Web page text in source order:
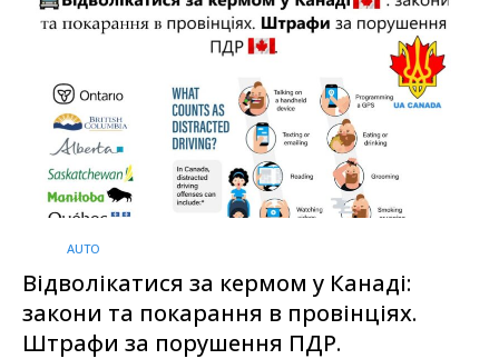
AUTO
Відволікатися за кермом у Канаді:
закони та покарання в провінціях.
Штрафи за порушення ПДР.